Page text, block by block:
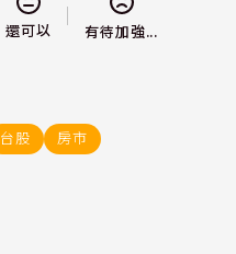
還可以 有待加強...
台股 房市